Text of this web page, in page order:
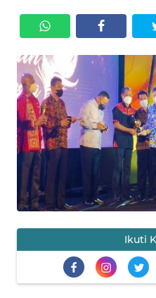
Ikuti
KHAS
OPINI
HUKRIM
PERISTIWA
Informasi
KAMI